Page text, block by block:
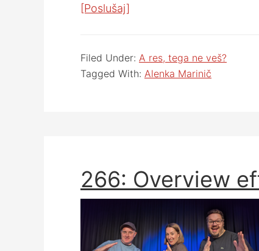
[Poslušaj]
Filed Under: A res, tega ne veš?
Tagged With: Alenka Marinič
266: Overview